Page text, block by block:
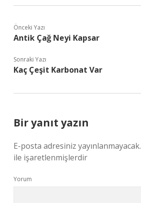
Önceki Yazı
Antik Çağ Neyi Kapsar
Sonraki Yazı
Kaç Çeşit Karbonat Var
Bir yanıt yazın
E-posta adresiniz yayınlanmayacak.
ile işaretlenmişlerdir
Yorum